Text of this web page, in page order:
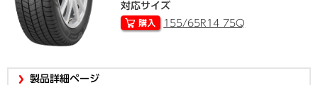
対応サイズ
155/65R14 75Q
製品詳細ページ